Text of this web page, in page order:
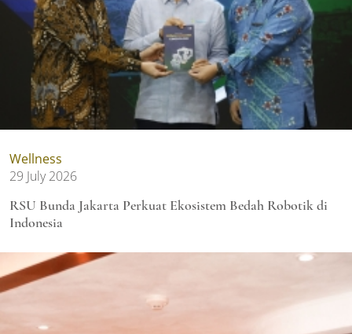
Wellness
29 July 2026
RSU Bunda Jakarta Perkuat Ekosistem Bedah Robotik di
Indonesia